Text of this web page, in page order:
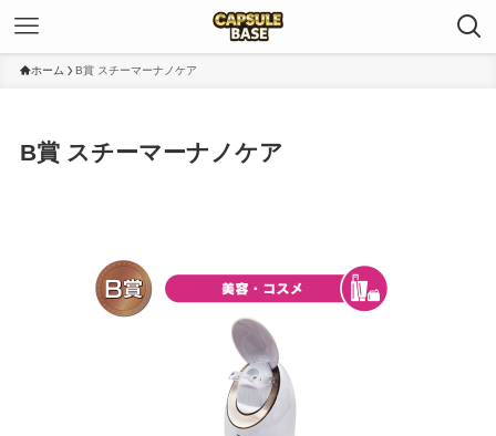
ホーム B賞 スチーマーナノケア
B賞 スチーマーナノケア